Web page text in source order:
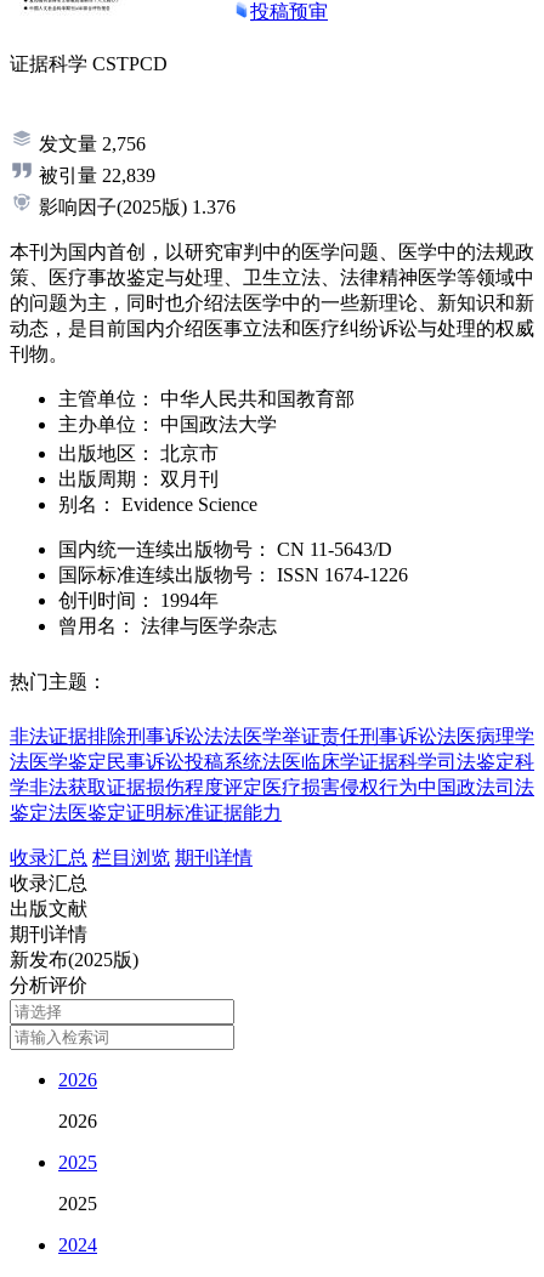
投稿预审
证据科学 CSTPCD
发文量 2,756
被引量 22,839
影响因子(2025版) 1.376
本刊为国内首创，以研究审判中的医学问题、医学中的法规政
策、医疗事故鉴定与处理、卫生立法、法律精神医学等领域中
的问题为主，同时也介绍法医学中的一些新理论、新知识和新
动态，是目前国内介绍医事立法和医疗纠纷诉讼与处理的权威
刊物。
主管单位：
中华人民共和国教育部
主办单位：
中国政法大学
出版地区：
北京市
出版周期：
双月刊
别名：
Evidence Science
国内统一连续出版物号： CN 11-5643/D
国际标准连续出版物号 ： ISSN 1674-1226
创刊时间：
1994年
曾用名：
法律与医学杂志
热门主题：
非法证据排除刑事诉讼法法医学举证责任刑事诉讼法医病理学
法医学鉴定民事诉讼投稿系统法医临床学证据科学司法鉴定科
学非法获取证据损伤程度评定医疗损害侵权行为中国政法司法
鉴定法医鉴定证明标准证据能力
收录汇总 栏目浏览 期刊详情
收录汇总
出版文献
期刊详情
新发布(2025版)
分析评价
2026
2026
2025
2025
2024